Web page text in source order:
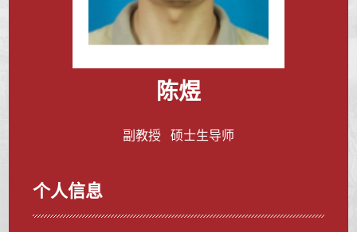
陈煜
副教授 硕士生导师
个人信息